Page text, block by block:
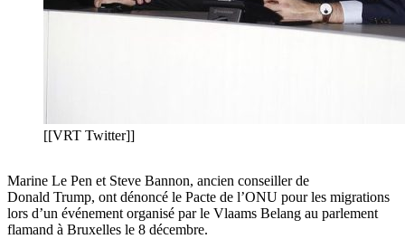
[[VRT Twitter]]
Marine Le Pen et Steve Bannon, ancien conseiller de
Donald Trump, ont dénoncé le Pacte de l’ONU pour les migrations
lors d’un événement organisé par le Vlaams Belang au parlement
flamand à Bruxelles le 8 décembre.